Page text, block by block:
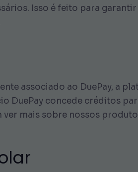
Isso é feito para
associado ao DuePay, a
DuePay concede créditos
ver mais sobre nossos